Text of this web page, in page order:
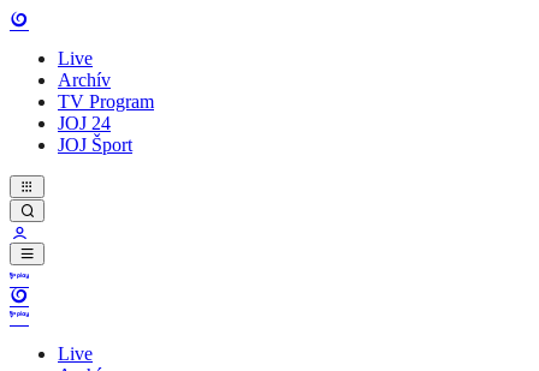
Live
Archív
TV Program
JOJ 24
JOJ Šport
Live